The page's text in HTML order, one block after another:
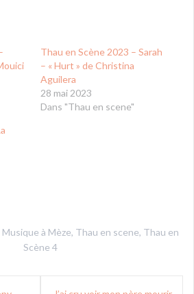
Thau en Scène 2023 – Sarah
– « Hurt » de Christina
Aguilera
28 mai 2023
Dans "Thau en scene"
Musique à Mèze, Thau en scene, Thau en
Scène 4